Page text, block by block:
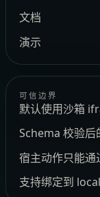
文档
演示
可信边界
默认使用沙箱
Schema 校验后
宿主动作只能
支持绑定到